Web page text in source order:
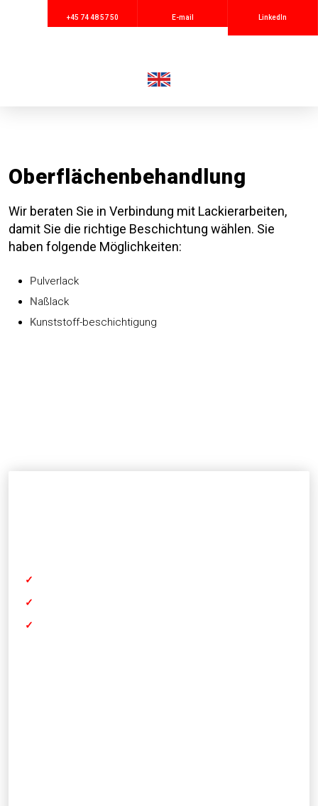
+45 74 48 57 50 E-mail LinkedIn
Oberflächenbehandlung
Wir beraten Sie in Verbindung mit Lackierarbeiten,
damit Sie die richtige Beschichtung wählen. Sie
haben folgende Möglichkeiten:
Pulverlack
Naßlack
Kunststoff-beschichtigung
✓
✓
✓